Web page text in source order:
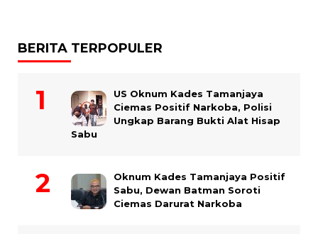
BERITA TERPOPULER
US Oknum Kades Tamanjaya
Ciemas Positif Narkoba, Polisi
Ungkap Barang Bukti Alat Hisap
Sabu
Oknum Kades Tamanjaya Positif
Sabu, Dewan Batman Soroti
Ciemas Darurat Narkoba